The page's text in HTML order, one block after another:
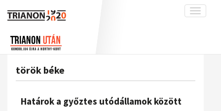
Toggle
A békerendszer megszilárdulása
török béke
Határok a győztes utódállamok között